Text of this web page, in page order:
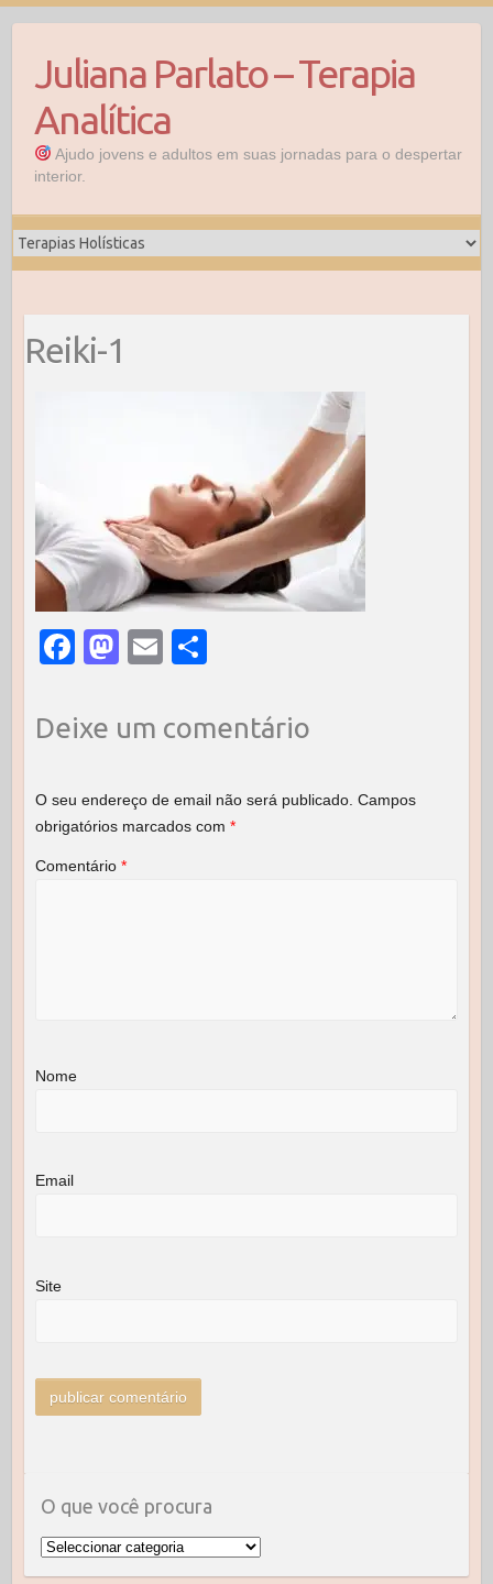
Juliana Parlato – Terapia
Analítica
Ajudo jovens e adultos em suas jornadas para o despertar
interior.
Reiki-1
F
c
b
o
o
M
st
d
o
n
E
ail ar
Deixe um comentário
O seu endereço de email não será publicado. Campos
obrigatórios marcados com *
Comentário *
Nome
Email
Site
O que você procura
O